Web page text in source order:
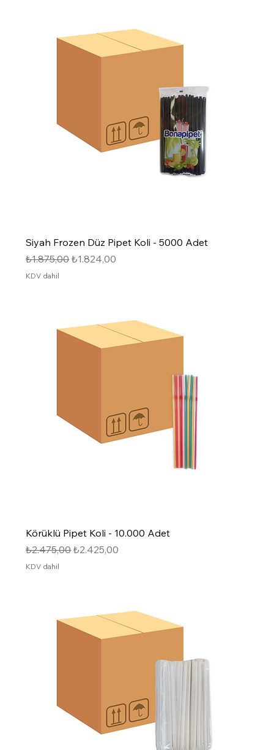
Siyah Frozen Düz Pipet Koli - 5000 Adet
Normal Fiyat
₺1.875,00İndirimli Fiyat
₺1.824,00
KDV dahil
Körüklü Pipet Koli - 10.000 Adet
Normal Fiyat
₺2.475,00İndirimli Fiyat
₺2.425,00
KDV dahil